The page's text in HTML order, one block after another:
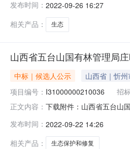
二标段：中标人名称繁峙
发布时间： 2022-09-26 16:27
相关产品：
生态
山西省五台山国有林管理局
中标｜候选人公示
山西省｜忻
项目编号： I31000000210036 招
正文内容： 下载附件：山西省五台山
修复重点项目（002标段
发布时间： 2022-09-22 14:26
相关产品：
生态保护和修复